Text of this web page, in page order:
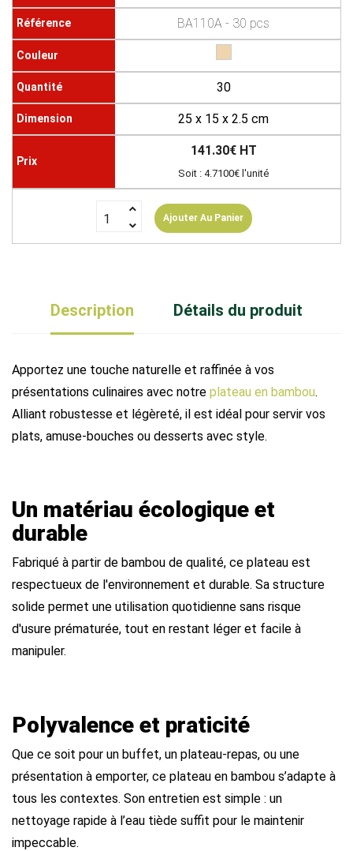
BA110A - 30 pcs
30
25 x 15 x 2.5 cm
141.30€ HT
Soit : 4.7100€ l'unité
Ajouter Au Panier
Description Détails du produit
Apportez une touche naturelle et raffinée à vos
présentations culinaires avec notre plateau en bambou.
Alliant robustesse et légèreté, il est idéal pour servir vos
plats, amuse-bouches ou desserts avec style.
Un matériau écologique et
durable
Fabriqué à partir de bambou de qualité, ce plateau est
respectueux de l'environnement et durable. Sa structure
solide permet une utilisation quotidienne sans risque
d'usure prématurée, tout en restant léger et facile à
manipuler.
Polyvalence et praticité
Que ce soit pour un buffet, un plateau-repas, ou une
présentation à emporter, ce plateau en bambou s’adapte à
tous les contextes. Son entretien est simple : un
nettoyage rapide à l’eau tiède suffit pour le maintenir
impeccable.